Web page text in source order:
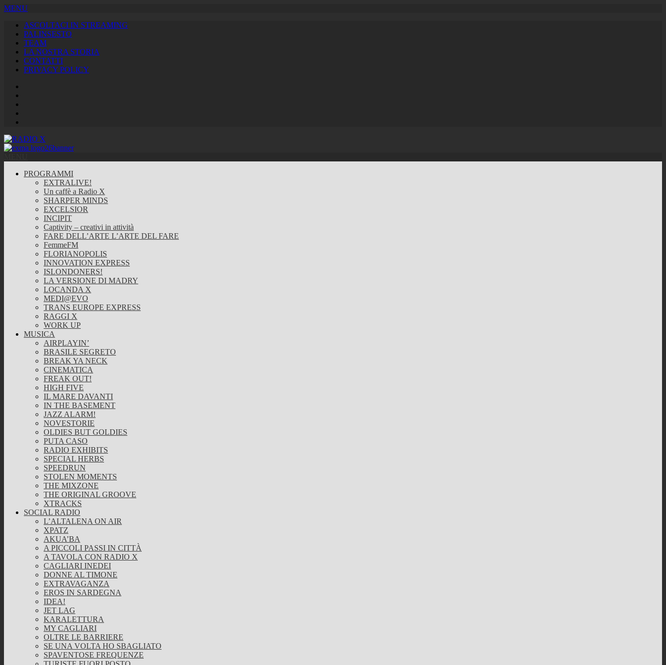
MENU
ASCOLTACI IN STREAMING
PALINSESTO
TEAM
LA NOSTRA STORIA
CONTATTI
PRIVACY POLICY
PROGRAMMI
EXTRALIVE!
Un caffè a Radio X
SHARPER MINDS
EXCELSIOR
INCIPIT
Captivity – creativi in attività
FARE DELL’ARTE L’ARTE DEL FARE
FemmeFM
FLORIANOPOLIS
INNOVATION EXPRESS
ISLONDONERS!
LA VERSIONE DI MADRY
LOCANDA X
MEDI@EVO
TRANS EUROPE EXPRESS
RAGGI X
WORK UP
MUSICA
AIRPLAYIN’
BRASILE SEGRETO
BREAK YA NECK
CINEMATICA
FREAK OUT!
HIGH FIVE
IL MARE DAVANTI
IN THE BASEMENT
JAZZ ALARM!
NOVESTORIE
OLDIES BUT GOLDIES
PUTA CASO
RADIO EXHIBITS
SPECIAL HERBS
SPEEDRUN
STOLEN MOMENTS
THE MIXZONE
THE ORIGINAL GROOVE
XTRACKS
SOCIAL RADIO
L’ALTALENA ON AIR
XPATZ
AKUA’BA
A PICCOLI PASSI IN CITTÀ
A TAVOLA CON RADIO X
CAGLIARI INEDEI
DONNE AL TIMONE
EXTRAVAGANZA
EROS IN SARDEGNA
IDEA!
JET LAG
KARALETTURA
MY CAGLIARI
OLTRE LE BARRIERE
SE UNA VOLTA HO SBAGLIATO
SPAVENTOSE FREQUENZE